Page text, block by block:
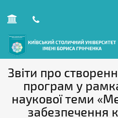
Звіти про
програм у
наукової теми
забезпечення